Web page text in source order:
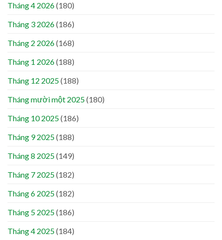
Tháng 4 2026(180)
Tháng 3 2026(186)
Tháng 2 2026(168)
Tháng 1 2026(188)
Tháng 12 2025(188)
Tháng mười một 2025(180)
Tháng 10 2025(186)
Tháng 9 2025(188)
Tháng 8 2025(149)
Tháng 7 2025(182)
Tháng 6 2025(182)
Tháng 5 2025(186)
Tháng 4 2025(184)